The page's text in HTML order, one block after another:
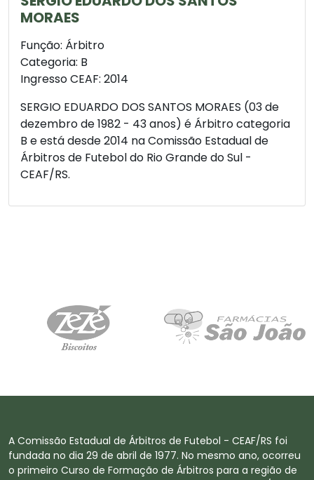
MORAES
Função: Árbitro
Categoria: B
Ingresso CEAF: 2014
SERGIO EDUARDO DOS SANTOS MORAES (03 de
dezembro de 1982 - 43 anos) é Árbitro categoria
B e está desde 2014 na Comissão Estadual de
Árbitros de Futebol do Rio Grande do Sul -
CEAF/RS.
A Comissão Estadual de Árbitros de Futebol - CEAF/RS foi
fundada no dia 29 de abril de 1977. No mesmo ano, ocorreu
o primeiro Curso de Formação de Árbitros para a região de